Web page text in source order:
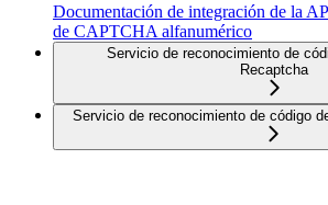
Documentación de integración de la
de CAPTCHA alfanumérico
Servicio de reconocimiento de
Recaptcha
Servicio de reconocimiento de código